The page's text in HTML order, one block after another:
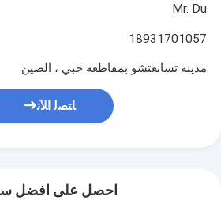
Mr. Du
18931701057
مدينة تسانغتشو بمقاطعة خبي ، الصين
ﺎﺘﺼﻟ ﺍﻶﻧ
احصل على افضل